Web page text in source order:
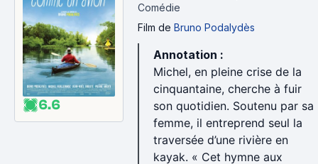
6.6
Comédie
Film de Bruno Podalydès
Annotation :
Michel, en pleine crise de la
cinquantaine, cherche à fuir
son quotidien. Soutenu par sa
femme, il entreprend seul la
traversée d’une rivière en
kayak. « Cet hymne aux